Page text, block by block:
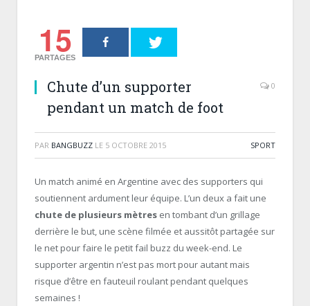
15
PARTAGES
Chute d’un supporter
pendant un match de foot
0
PAR BANGBUZZ LE 5 OCTOBRE 2015 SPORT
Un match animé en Argentine avec des supporters qui
soutiennent ardument leur équipe. L’un deux a fait une
chute de plusieurs mètres en tombant d’un grillage
derrière le but, une scène filmée et aussitôt partagée sur
le net pour faire le petit fail buzz du week-end. Le
supporter argentin n’est pas mort pour autant mais
risque d’être en fauteuil roulant pendant quelques
semaines !